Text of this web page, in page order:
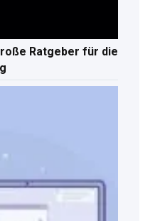
Ratgeber für die